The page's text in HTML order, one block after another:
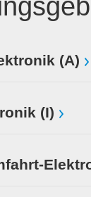
(A)
(I)